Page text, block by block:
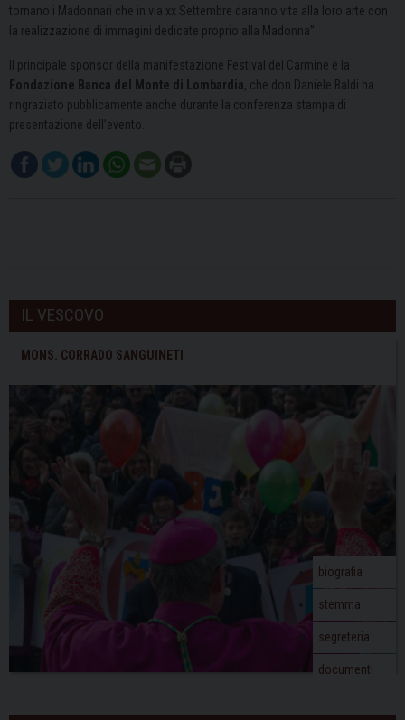
tornano i Madonnari che in via xx Settembre daranno vita alla loro arte con
la realizzazione di immagini dedicate proprio alla Madonna”.
Il principale sponsor della manifestazione Festival del Carmine è la
Fondazione Banca del Monte di Lombardia, che don Daniele Baldi ha
ringraziato pubblicamente anche durante la conferenza stampa di
presentazione dell’evento.
IL VESCOVO
MONS. CORRADO SANGUINETI
biografia
stemma
segreteria
documenti